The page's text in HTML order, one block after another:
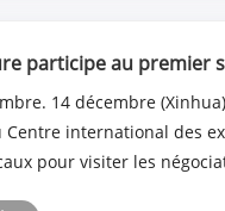
participe au premier
14 décembre
Centre international des
pour visiter les